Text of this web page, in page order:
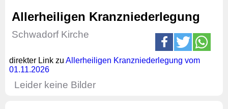
Allerheiligen Kranzniederlegung
Schwadorf Kirche
direkter Link zu Allerheiligen Kranzniederlegung vom
01.11.2026
Leider keine Bilder